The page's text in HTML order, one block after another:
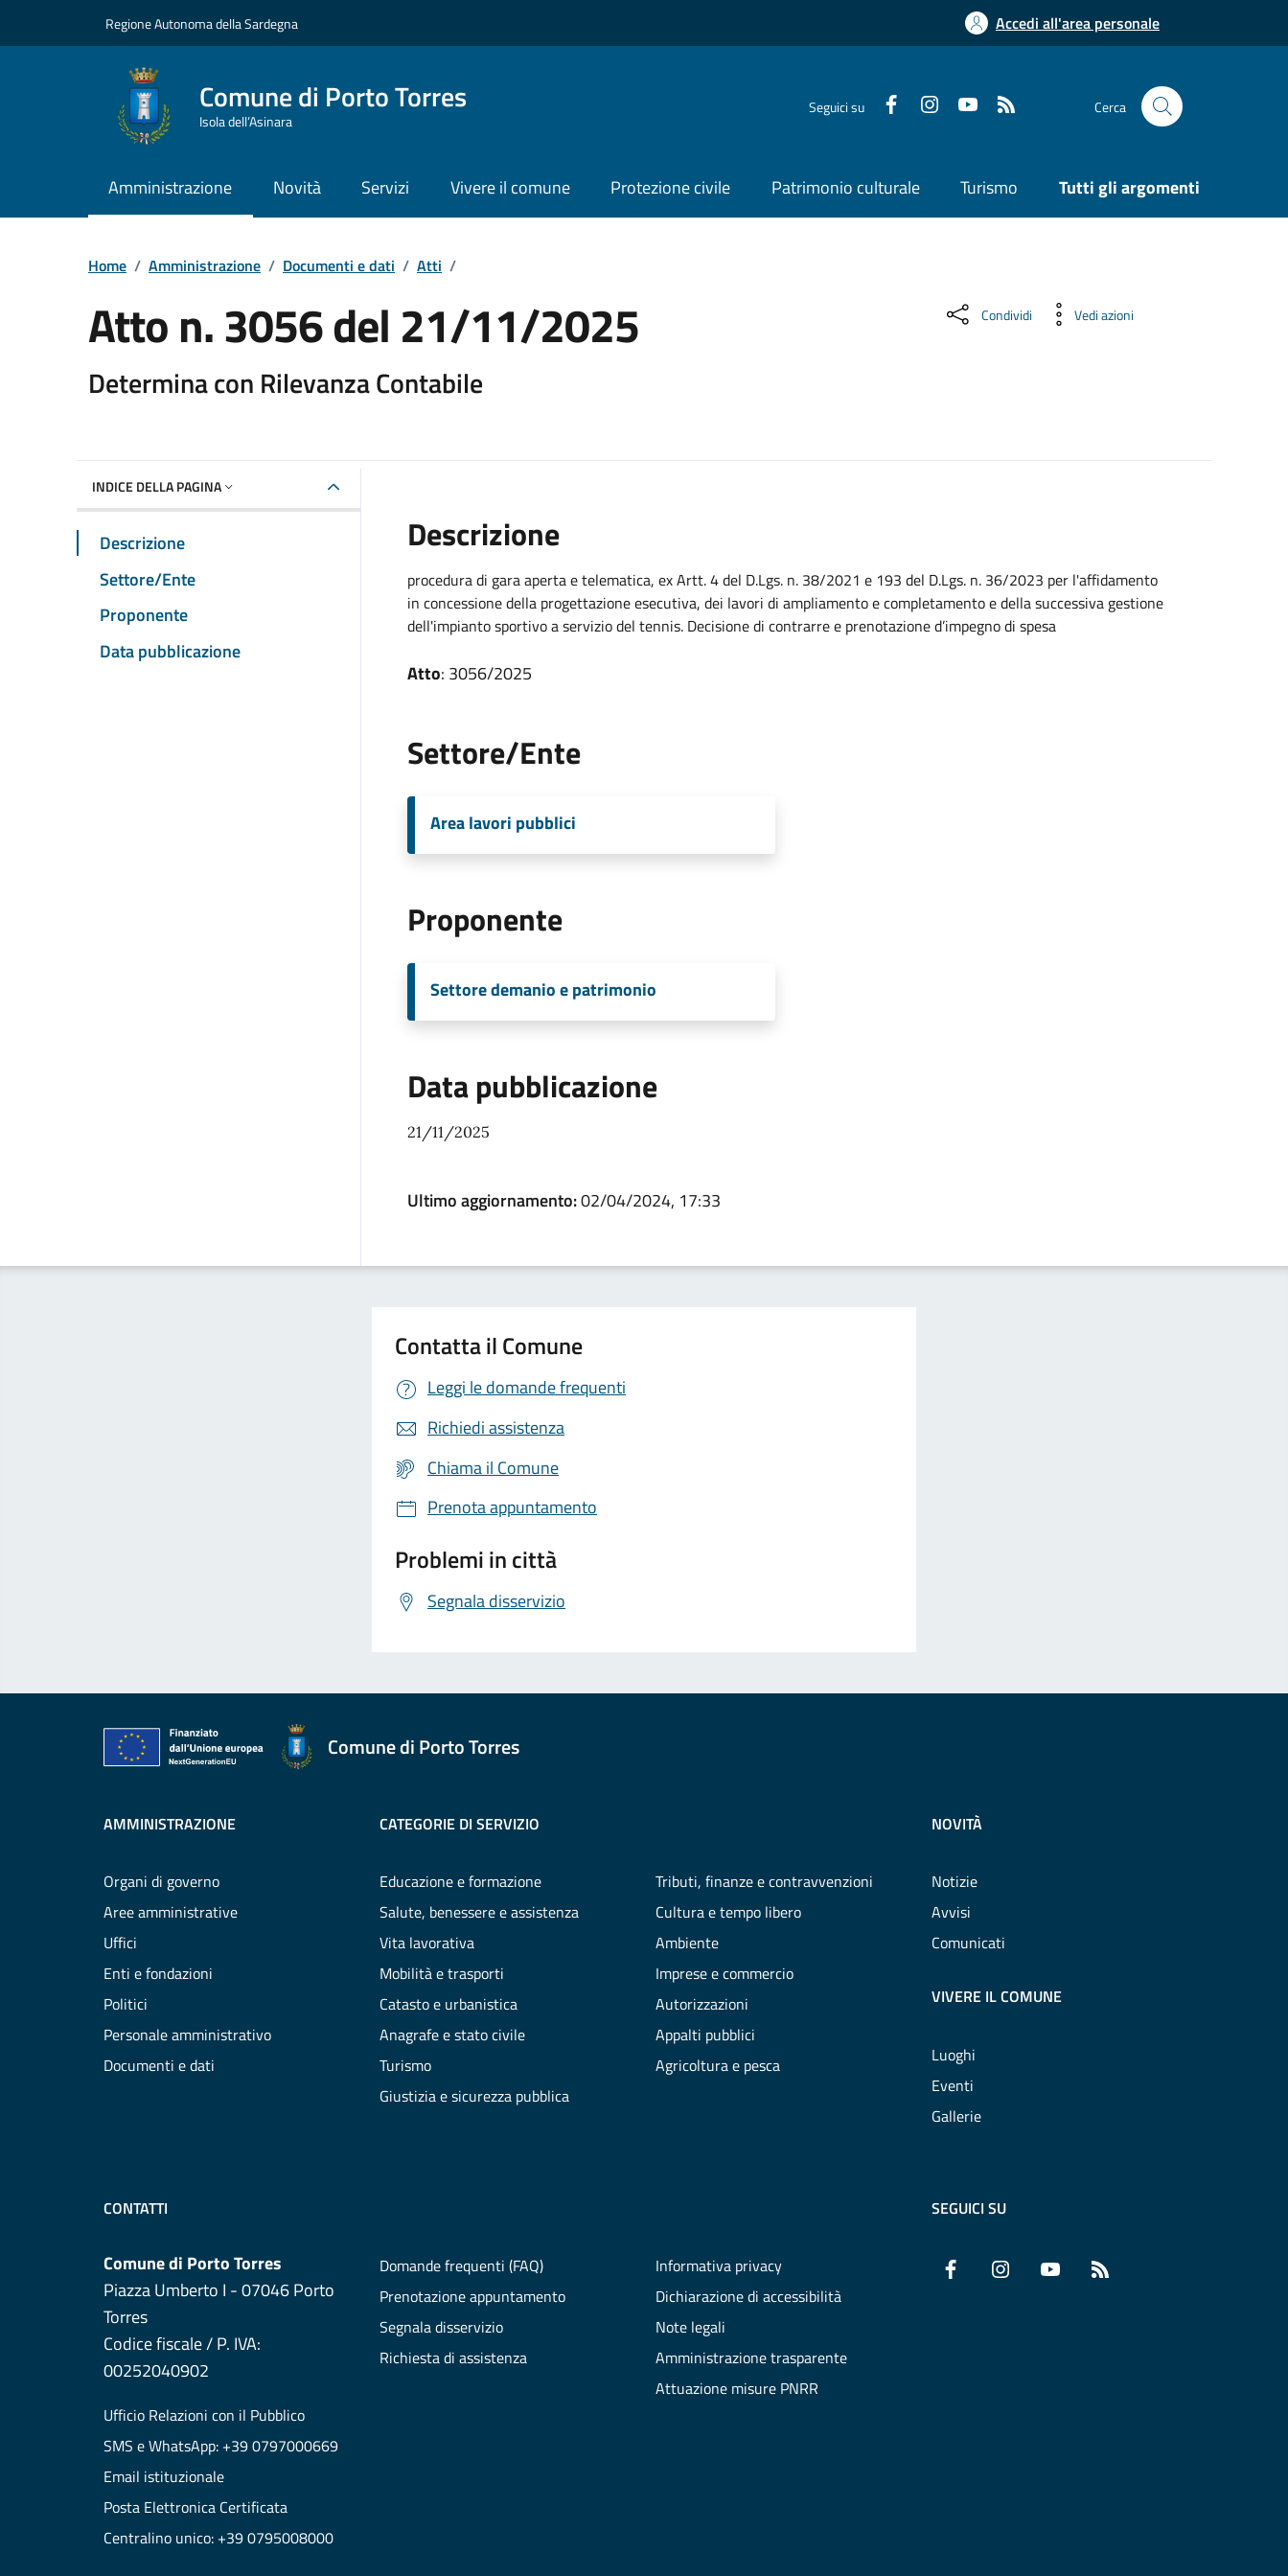
Regione Autonoma della Sardegna Accedi all'area personale
Comune di Porto Torres
Isola dell’Asinara
Seguici su Cerca
Amministrazione Novità Servizi Vivere il comune Protezione civile Patrimonio culturale Turismo Tutti gli argomenti
Home / Amministrazione / Documenti e dati / Atti /
Atto n. 3056 del 21/11/2025
Determina con Rilevanza Contabile
Condividi Vedi azioni
INDICE DELLA PAGINA
Descrizione
Settore/Ente
Proponente
Data pubblicazione
Descrizione
procedura di gara aperta e telematica, ex Artt. 4 del D.Lgs. n. 38/2021 e 193 del D.Lgs. n. 36/2023 per l'affidamento
in concessione della progettazione esecutiva, dei lavori di ampliamento e completamento e della successiva gestione
dell'impianto sportivo a servizio del tennis. Decisione di contrarre e prenotazione d’impegno di spesa
Atto: 3056/2025
Settore/Ente
Area lavori pubblici
Proponente
Settore demanio e patrimonio
Data pubblicazione
21/11/2025
Ultimo aggiornamento:02/04/2024, 17:33
Contatta il Comune
Leggi le domande frequenti
Richiedi assistenza
Chiama il Comune
Prenota appuntamento
Problemi in città
Segnala disservizio
Comune di Porto Torres
AMMINISTRAZIONE
Organi di governo
Aree amministrative
Uffici
Enti e fondazioni
Politici
Personale amministrativo
Documenti e dati
CATEGORIE DI SERVIZIO
Educazione e formazione
Salute, benessere e assistenza
Vita lavorativa
Mobilità e trasporti
Catasto e urbanistica
Anagrafe e stato civile
Turismo
Giustizia e sicurezza pubblica
Tributi, finanze e contravvenzioni
Cultura e tempo libero
Ambiente
Imprese e commercio
Autorizzazioni
Appalti pubblici
Agricoltura e pesca
NOVITÀ
Notizie
Avvisi
Comunicati
VIVERE IL COMUNE
Luoghi
Eventi
Gallerie
CONTATTI
Comune di Porto Torres
Piazza Umberto I - 07046 Porto
Torres
Codice fiscale / P. IVA:
00252040902
Ufficio Relazioni con il Pubblico
SMS e WhatsApp: +39 0797000669
Email istituzionale
Posta Elettronica Certificata
Centralino unico: +39 0795008000
Domande frequenti (FAQ)
Prenotazione appuntamento
Segnala disservizio
Richiesta di assistenza
Informativa privacy
Dichiarazione di accessibilità
Note legali
Amministrazione trasparente
Attuazione misure PNRR
SEGUICI SU
Facebook InstagramYouTube